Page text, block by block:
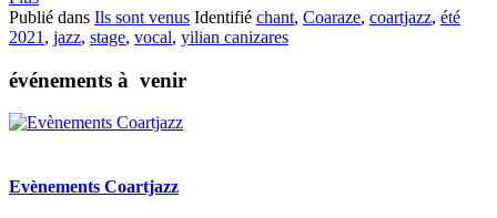
Publié dans Ils sont venus Identifié chant, Coaraze, coartjazz, été
2021 , jazz, stage, vocal, yilian canizares
événements à venir
Evènements Coartjazz